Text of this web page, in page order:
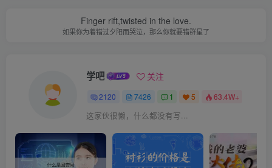
Finger rift,twisted in the love.
如果你为着错过夕阳而哭泣，那么你就要错群星了
学吧 关注
2120 7426 1 5 63.4W+
这家伙很懒，什么都没有写...